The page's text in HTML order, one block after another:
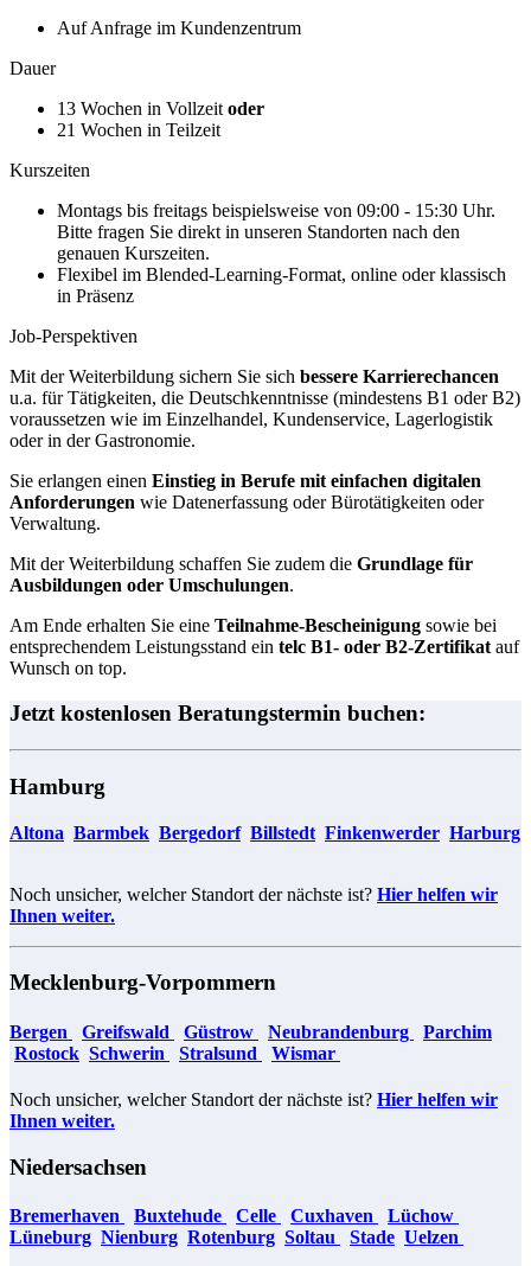
Auf Anfrage im Kundenzentrum
Dauer
13 Wochen in Vollzeit oder
21 Wochen in Teilzeit
Kurszeiten
Montags bis freitags beispielsweise von 09:00 - 15:30 Uhr.
Bitte fragen Sie direkt in unseren Standorten nach den
genauen Kurszeiten.
Flexibel im Blended-Learning-Format, online oder klassisch
in Präsenz
Job-Perspektiven
Mit der Weiterbildung sichern Sie sich bessere Karrierechancen
u.a. für Tätigkeiten, die Deutschkenntnisse (mindestens B1 oder B2)
voraussetzen wie im Einzelhandel, Kundenservice, Lagerlogistik
oder in der Gastronomie.
Sie erlangen einen Einstieg in Berufe mit einfachen digitalen
Anforderungen wie Datenerfassung oder Bürotätigkeiten oder
Verwaltung.
Mit der Weiterbildung schaffen Sie zudem die Grundlage für
Ausbildungen oder Umschulungen.
Am Ende erhalten Sie eine Teilnahme-Bescheinigung sowie bei
entsprechendem Leistungsstand ein telc B1- oder B2-Zertifikat auf
Wunsch on top.
Jetzt kostenlosen Beratungstermin buchen:
Hamburg
Altona Barmbek Bergedorf​​​​​​ Billstedt Finkenwerder Harburg
Noch unsicher, welcher Standort der nächste ist? Hier helfen wir
Ihnen weiter.
Mecklenburg-Vorpommern
Bergen Greifswald Güstrow Neubrandenburg
Parchim
Rostock Schwerin Stralsund Wismar
Noch unsicher, welcher Standort der nächste ist? Hier helfen wir
Ihnen weiter.
Niedersachsen
Bremerhaven Buxtehude Celle Cuxhaven Lüchow
Lüneburg Nienburg Rotenburg Soltau Stade Uelzen